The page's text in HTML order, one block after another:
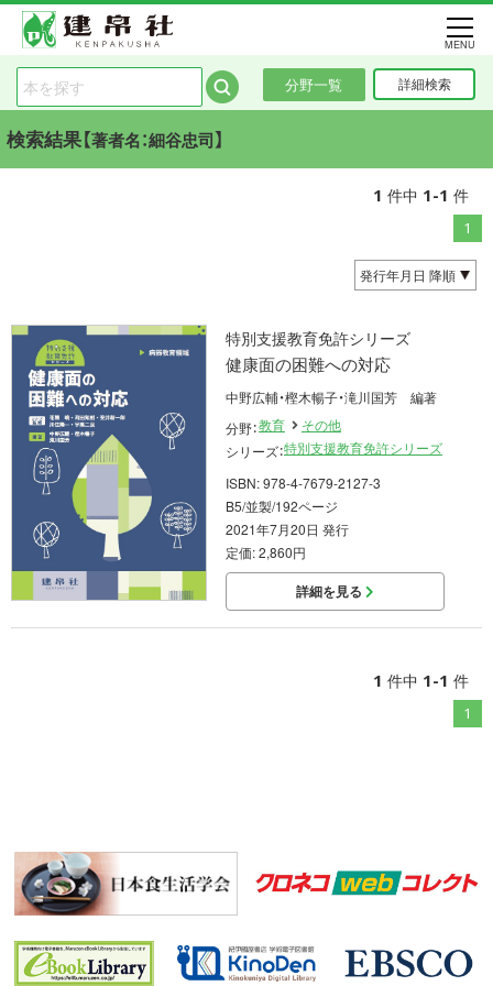
分野一覧 詳細検索
MENU
検索結果【著者名：細谷忠司】
1 件中 1-1 件
1
特別支援教育免許シリーズ
健康面の困難への対応
中野広輔・樫木暢子・滝川国芳 編著
分野：教育
その他
シリーズ：特別支援教育免許シリーズ
ISBN: 978-4-7679-2127-3
B5/並製/192ページ
2021年7月20日 発行
定価: 2,860円
詳細を見る
1 件中 1-1 件
1